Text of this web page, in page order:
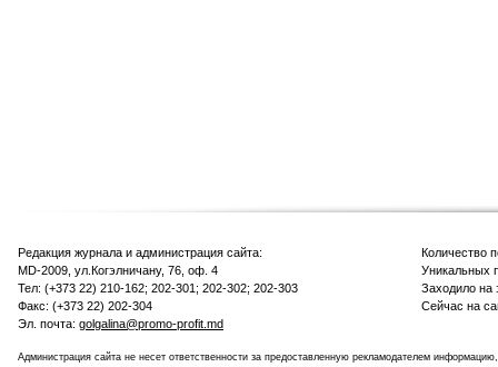
Редакция журнала и администрация сайта:
MD-2009, ул.Когэлничану, 76, оф. 4
Тел: (+373 22) 210-162; 202-301; 202-302; 202-303
Факс: (+373 22) 202-304
Эл. почта: golgalina@promo-profit.md
Количество
Уникальных
Заходило на
Сейчас на
Администрация сайта не несет ответственности за предоставленную рекламодателем